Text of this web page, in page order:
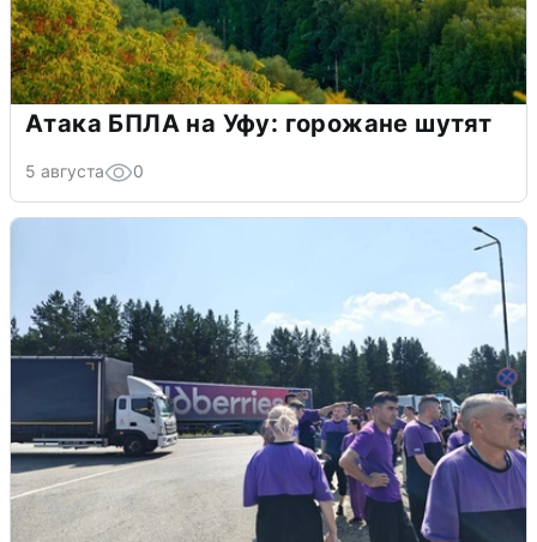
Атака БПЛА на Уфу: горожане шутят
5 августа 0